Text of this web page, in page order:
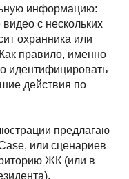
информацию:
с нескольких
охранника или
правило, именно
идентифицировать
действия по
предлагаю
или сценариев
ЖК (или в